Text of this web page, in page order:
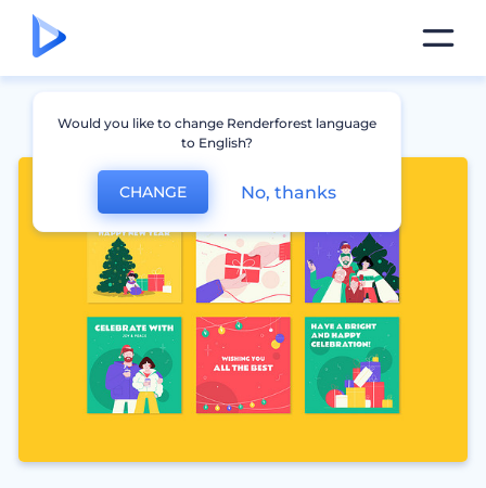
Would you like to change Renderforest language
to English?
CHANGE No, thanks